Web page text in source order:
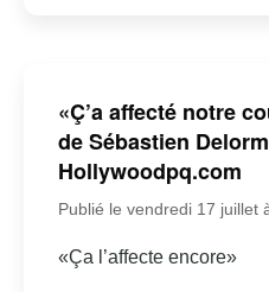
«Ç’a affecté notre
de Sébastien
Hollywoodpq.com
Publié le vendredi 17 juillet
«Ça l’affecte encore»